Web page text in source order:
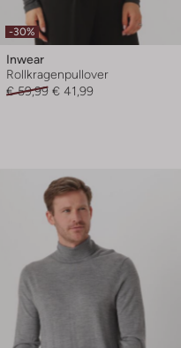
-30%
Inwear
Rollkragenpullover
€ 59,99 € 41,99